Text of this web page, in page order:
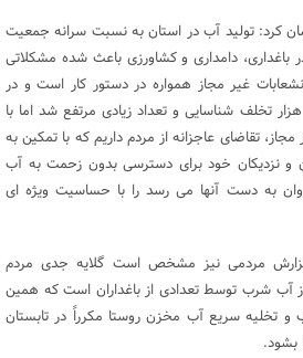
کرد: تولید آب در استان به نسبت سرانه جمعیت
باغداری، دامداری و کشاورزی باعث شده مشکلاتی
غیر مجاز همواره در دستور کار است و در
تخلف شناسایی و تعداد زیادی مرتفع شد اما با
تقاضای عاجزانه از مردم داریم که با تمکین به
و نزدیکان خود برای دسترسی بدون زحمت به آب
به دست آنها می رسد را با حساسیت ویژه ای
مردمی نیز مشخص است گلایه جدی مردم
آب شرب توسط تعدادی از باغداران است که همین
تخلیه سریع آب مخزن روستا مکرراً در تابستان
بشود.